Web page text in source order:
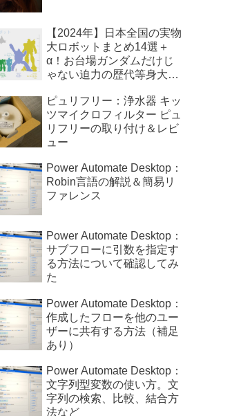
【2024年】日本全国の実物
大ロボットまとめ14選＋
α！お台場ガンダムだけじ
ゃない迫力の歴代等身大ロ
ピュリフリー：浄水器 キッ
ツマイクロフィルター ピュ
リフリーの取り付け＆レビ
ュー
Power Automate Desktop：
Robin言語の解説＆簡易リ
ファレンス
Power Automate Desktop：
サブフローに引数を指定す
る方法について確認してみ
た
Power Automate Desktop：
作成したフローを他のユー
ザーに共有する方法（補足
あり）
Power Automate Desktop：
文字列型変数の使い方。文
字列の検索、比較、結合方
法など